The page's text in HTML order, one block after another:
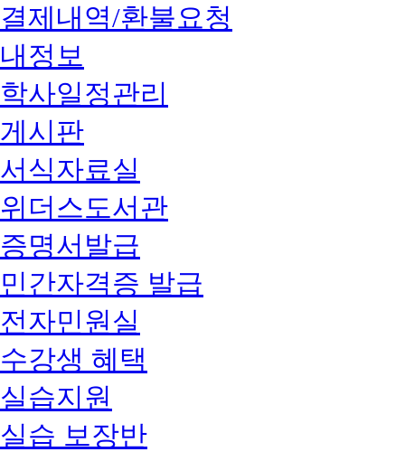
결제내역/환불요청
내정보
학사일정관리
게시판
서식자료실
위더스도서관
증명서발급
민간자격증 발급
전자민원실
수강생 혜택
실습지원
실습 보장반